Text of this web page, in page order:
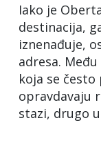
Iako je
destinacija,
iznenađuje,
adresa.
koja se
opravdavaju
stazi, drugo